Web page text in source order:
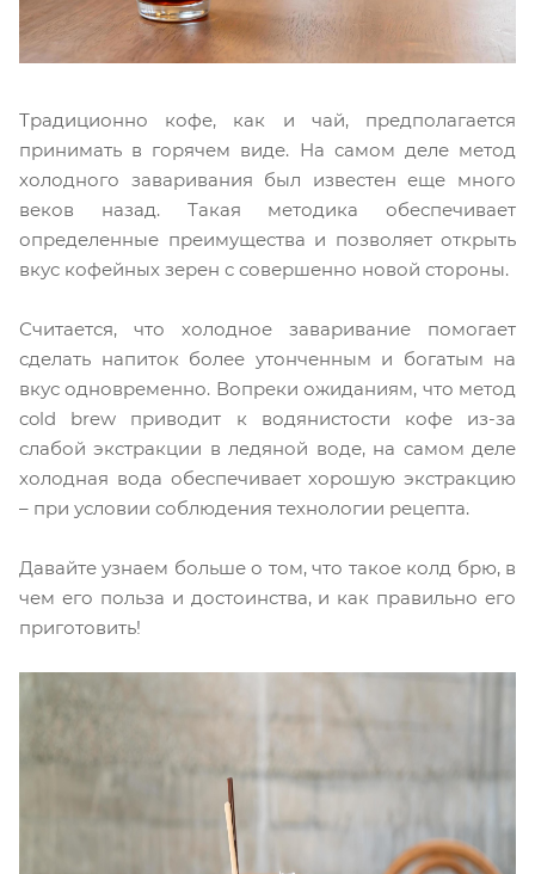
Традиционно кофе, как и чай, предполагается
принимать в горячем виде. На самом деле метод
холодного заваривания был известен еще много
веков назад. Такая методика обеспечивает
определенные преимущества и позволяет открыть
вкус кофейных зерен с совершенно новой стороны.
Считается, что холодное заваривание помогает
сделать напиток более утонченным и богатым на
вкус одновременно. Вопреки ожиданиям, что метод
cold brew приводит к водянистости кофе из-за
слабой экстракции в ледяной воде, на самом деле
холодная вода обеспечивает хорошую экстракцию
– при условии соблюдения технологии рецепта.
Давайте узнаем больше о том, что такое колд брю, в
чем его польза и достоинства, и как правильно его
приготовить!